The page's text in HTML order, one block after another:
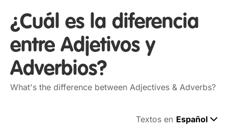
¿Cuál es la diferencia
entre Adjetivos y
Adverbios?
What's the difference between Adjectives & Adverbs?
Textos en Español